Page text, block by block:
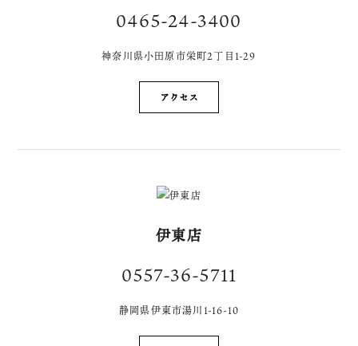
0465-24-3400
神奈川県小田原市栄町2丁目1-29
アクセス
伊東店
0557-36-5711
静岡県伊東市湯川1-16-10